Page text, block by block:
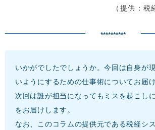
（提供：税
**********
いかがでしたでしょうか。今回は自身が
いようにするための仕事術についてお届
次回は誰が担当になってもミスを起こし
をお届けします。
なお、このコラムの提供元である税経シ